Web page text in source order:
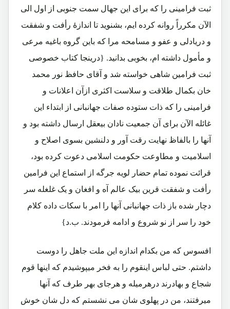
ثبت فرامینی را که برای این جهال سمت جنوبی از اول الی
الآن مکرراً روانه کرده ایم، بشنوید تا اندازۀ رأفت و شفقت
و دریادلی و عفو و مسامحه مرا که باین گروه باغیه مرعی
و مأمول داشته ام، بخوبی بدانید. {درینجا کتاب خصوصی
ثبت فرامین شاهی خواسته شد و آقای حافظ نور محمد
خان بکمال طلاقت و سلاست اکثری ازآن اعلانات و
فرامینی را که ذات ستوده صفات جهانبانی از ابتداء این
غائله الآن برای آن جمعیت نادان بیعقل ارسال داشته بود و
آنها را بالفاظ نهایت رقت آور و دلنشین بسوی اصلاح و
اسلامیت و مطاوعت حکومت اسلامی دعوت کرده بود،
قرائت نموده تمام حضار لویه جرگه از استماع این فرامین
رأفت و شفقت قرین بیک عالم آه و افغان و یک غلغله سر
دچار شده باز ذات جهانبانی آنها را امر با سکات داده کلام
خود را سر از نو شروع و ادامه فرمودند. ب.د}
افسوس که من بکدام اندازه این ملت جاهل را دوست
داشتم. حتی لباس اینقوم را به فخر میپوشیدم که اینها قوم
شجاع و بهادرند درهرمیله و هرجای بهر طرف که آنها
میرفتند، من در پهلوی شان می نشستم که دل شان خوش